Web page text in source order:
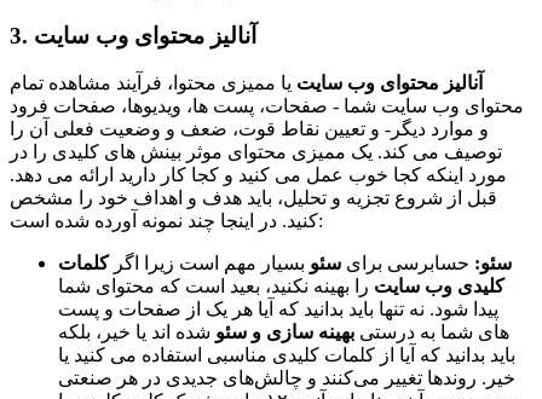
آنالیز محتوای وب سایت یا ممیزی محتوا، فرآیند مشاهده تمام
محتوای وب سایت شما - صفحات، پست ها، ویدیوها، صفحات فرود
و موارد دیگر- و تعیین نقاط قوت، ضعف و وضعیت فعلی آن را
توصیف می کند. یک ممیزی محتوای موثر بینش های کلیدی را در
مورد اینکه کجا خوب عمل می کنید و کجا کار دارید ارائه می دهد.
قبل از شروع تجزیه و تحلیل، باید هدف و اهداف خود را مشخص
کنید. در اینجا چند نمونه آورده شده است:
سئو: حسابرسی برای سئو بسیار مهم است زیرا اگر کلمات
کلیدی وب سایت را بهینه نکنید، بعید است که محتوای شما
پیدا شود. نه تنها باید بدانید که آیا هر یک از صفحات و پست
های شما به درستی بهینه سازی و سئو شده اند یا خیر، بلکه
باید بدانید که آیا از کلمات کلیدی مناسبی استفاده می کنید یا
خیر. روندها تغییر می‌کنند و چالش‌های جدیدی در هر صنعتی